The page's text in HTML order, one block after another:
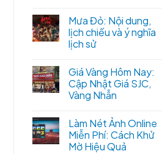
Mưa Đỏ: Nội dung,
lịch chiếu và ý nghĩa
lịch sử
Giá Vàng Hôm Nay:
Cập Nhật Giá SJC,
Vàng Nhẫn
Làm Nét Ảnh Online
Miễn Phí: Cách Khử
Mờ Hiệu Quả